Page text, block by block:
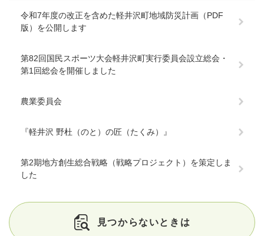
令和7年度の改正を含めた軽井沢町地域防災計画（PDF
版）を公開します
第82回国民スポーツ大会軽井沢町実行委員会設立総会・
第1回総会を開催しました
農業委員会
『軽井沢 野杜（のと）の匠（たくみ）』
第2期地方創生総合戦略（戦略プロジェクト）を策定しま
した
見つからないときは